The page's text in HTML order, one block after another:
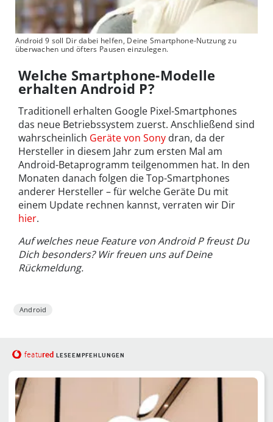
Android 9 soll Dir dabei helfen, Deine Smartphone-Nutzung zu
überwachen und öfters Pausen einzulegen.
Welche Smartphone-Modelle
erhalten Android P?
Traditionell erhalten Google Pixel-Smartphones
das neue Betriebssystem zuerst. Anschließend sind
wahrscheinlich Geräte von Sony dran, da der
Hersteller in diesem Jahr zum ersten Mal am
Android-Betaprogramm teilgenommen hat. In den
Monaten danach folgen die Top-Smartphones
anderer Hersteller – für welche Geräte Du mit
einem Update rechnen kannst, verraten wir Dir
hier.
Auf welches neue Feature von Android P freust Du
Dich besonders? Wir freuen uns auf Deine
Rückmeldung.
Android
featured LESEEMPFEHLUNGEN